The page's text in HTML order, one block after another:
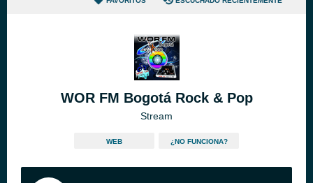
WOR FM Bogotá Rock & Pop
Stream
WEB ¿NO FUNCIONA?